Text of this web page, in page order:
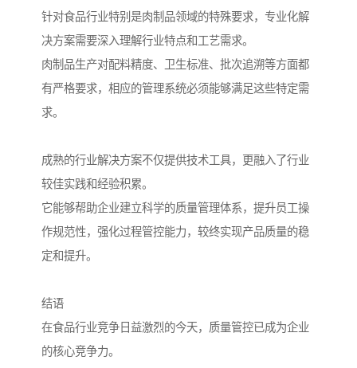
针对食品行业特别是肉制品领域的特殊要求，专业化解
决方案需要深入理解行业特点和工艺需求。
肉制品生产对配料精度、卫生标准、批次追溯等方面都
有严格要求，相应的管理系统必须能够满足这些特定需
求。
成熟的行业解决方案不仅提供技术工具，更融入了行业
较佳实践和经验积累。
它能够帮助企业建立科学的质量管理体系，提升员工操
作规范性，强化过程管控能力，较终实现产品质量的稳
定和提升。
结语
在食品行业竞争日益激烈的今天，质量管控已成为企业
的核心竞争力。